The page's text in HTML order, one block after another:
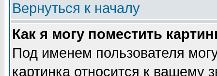
Вернуться к началу
Как я могу поместить
Под именем пользователя
картинка относится к вашему